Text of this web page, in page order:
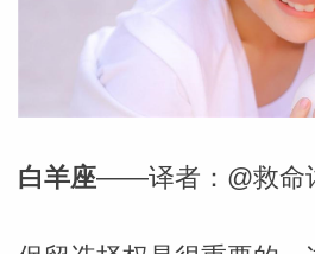
白羊座——译者：@救命